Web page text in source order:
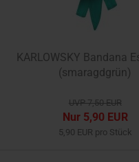
KARLOWSKY Bandana
(smaragdgrün)
UVP 7,50 EUR
Nur 5,90 EUR
5,90 EUR pro Stück